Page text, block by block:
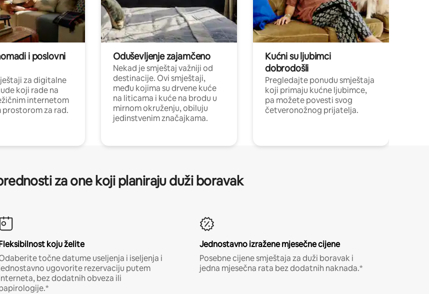
i poslovni
za digitalne
koji rade na
internetom
prostorom za rad.
Oduševljenje zajamčeno
Nekad je smještaj važniji od
destinacije. Ovi smještaji,
među kojima su drvene kuće
na liticama i kuće na brodu u
mirnom okruženju, obiluju
jedinstvenim značajkama.
Kućni su ljubimci
dobrodošli
Pregledajte ponudu smještaja
koji primaju kućne ljubimce,
pa možete povesti svog
četveronožnog prijatelja.
za one koji planiraju duži boravak
koju želite
točne datume useljenja i iseljenja i
ugovorite rezervaciju putem
bez dodatnih obveza ili
Jednostavno izražene mjesečne cijene
Posebne cijene smještaja za duži boravak i
jedna mjesečna rata bez dodatnih naknada.*